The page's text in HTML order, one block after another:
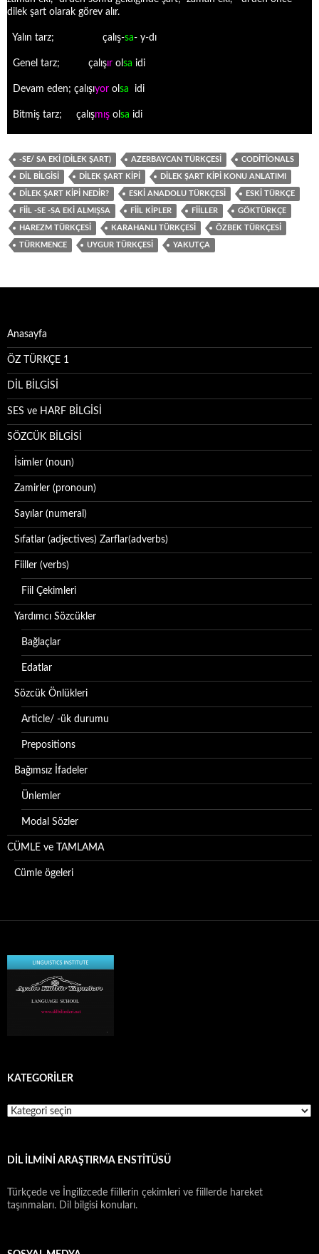
dilek şart olarak görev alır.
Yalın tarz; çalış-sa- y-dı
Genel tarz; çalışır ol sa idi
Devam eden; çalışıyor ol sa idi
Bitmiş tarz; çalışmış ol sa idi
-SE/ SA EKI (DILEK ŞART) AZERBAYCAN TÜRKÇESI CODITIONALS
DIL BILGISI DILEK ŞART KIPI DILEK ŞART KIPI KONU ANLATIMI
DILEK ŞART KIPI NEDIR? ESKI ANADOLU TÜRKÇESI ESKI TÜRKÇE
FIIL -SE -SA EKI ALMIŞSA FIIL KIPLER FIILLER GÖKTÜRKÇE
HAREZM TÜRKÇESI KARAHANLI TÜRKÇESI ÖZBEK TÜRKÇESI
TÜRKMENCE UYGUR TÜRKÇESI YAKUTÇA
Anasayfa
ÖZ TÜRKÇE 1
DİL BİLGİSİ
SES ve HARF BİLGİSİ
SÖZCÜK BİLGİSİ
İsimler (noun)
Zamirler (pronoun)
Sayılar (numeral)
Sıfatlar (adjectives) Zarflar(adverbs)
Fiiller (verbs)
Fiil Çekimleri
Yardımcı Sözcükler
Bağlaçlar
Edatlar
Sözcük Önlükleri
Article/ -ük durumu
Prepositions
Bağımsız İfadeler
Ünlemler
Modal Sözler
CÜMLE ve TAMLAMA
Cümle ögeleri
KATEGORİLER
KATEGORİLER
DIL İLMINI ARAŞTIRMA ENSTITÜSÜ
Türkçede ve İngilizcede fiillerin çekimleri ve fiillerde hareket
taşınmaları. Dil bilgisi konuları.